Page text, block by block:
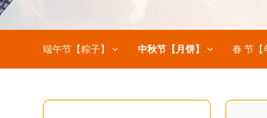
端午节【粽子】 中秋节【月饼】 春 节【